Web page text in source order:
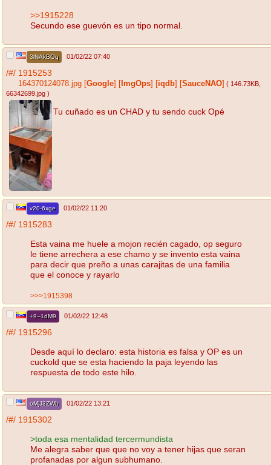
>>1915228
Secundo ese guevón es un tipo normal.
3lNAkBOq 01/02/22 07:40
/#/ 1915253
164370124078.jpg Google ImgOps iqdb SauceNAO ( 146.73KB
66342699.jpg )
Tu cuñado es un CHAD y tu sendo cuck Opé
v20-6xge 01/02/22 11:20
/#/ 1915283
Esta vaina me huele a mojon recién cagado, op seguro
le tiene arrechera a ese chamo y se invento esta vaina
para decir que preño a unas carajitas de una familia
que el conoce y rayarlo
>>>1915398
+9--1dM9 01/02/22 12:48
/#/ 1915296
Desde aquí lo declaro: esta historia es falsa y OP es un
cuckold que se esta haciendo la paja leyendo las
respuesta de todo este hilo.
oMjJ3ZWb 01/02/22 13:21
/#/ 1915302
>toda esa mentalidad tercermundista
Me alegra saber que que no voy a tener hijas que seran
profanadas por algun subhumano.